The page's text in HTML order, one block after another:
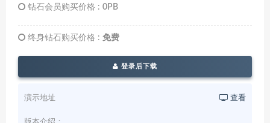
钻石会员购买价格 : 0PB
终身钻石购买价格 : 免费
登录后下载
演示地址 查看